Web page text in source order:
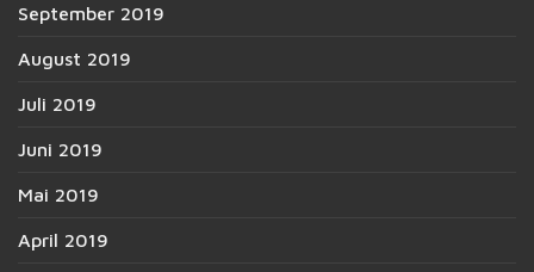
September 2019
August 2019
Juli 2019
Juni 2019
Mai 2019
April 2019